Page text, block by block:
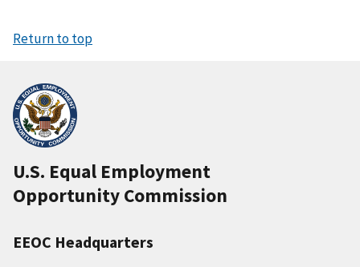
Return to top
U.S. Equal Employment
Opportunity Commission
EEOC Headquarters